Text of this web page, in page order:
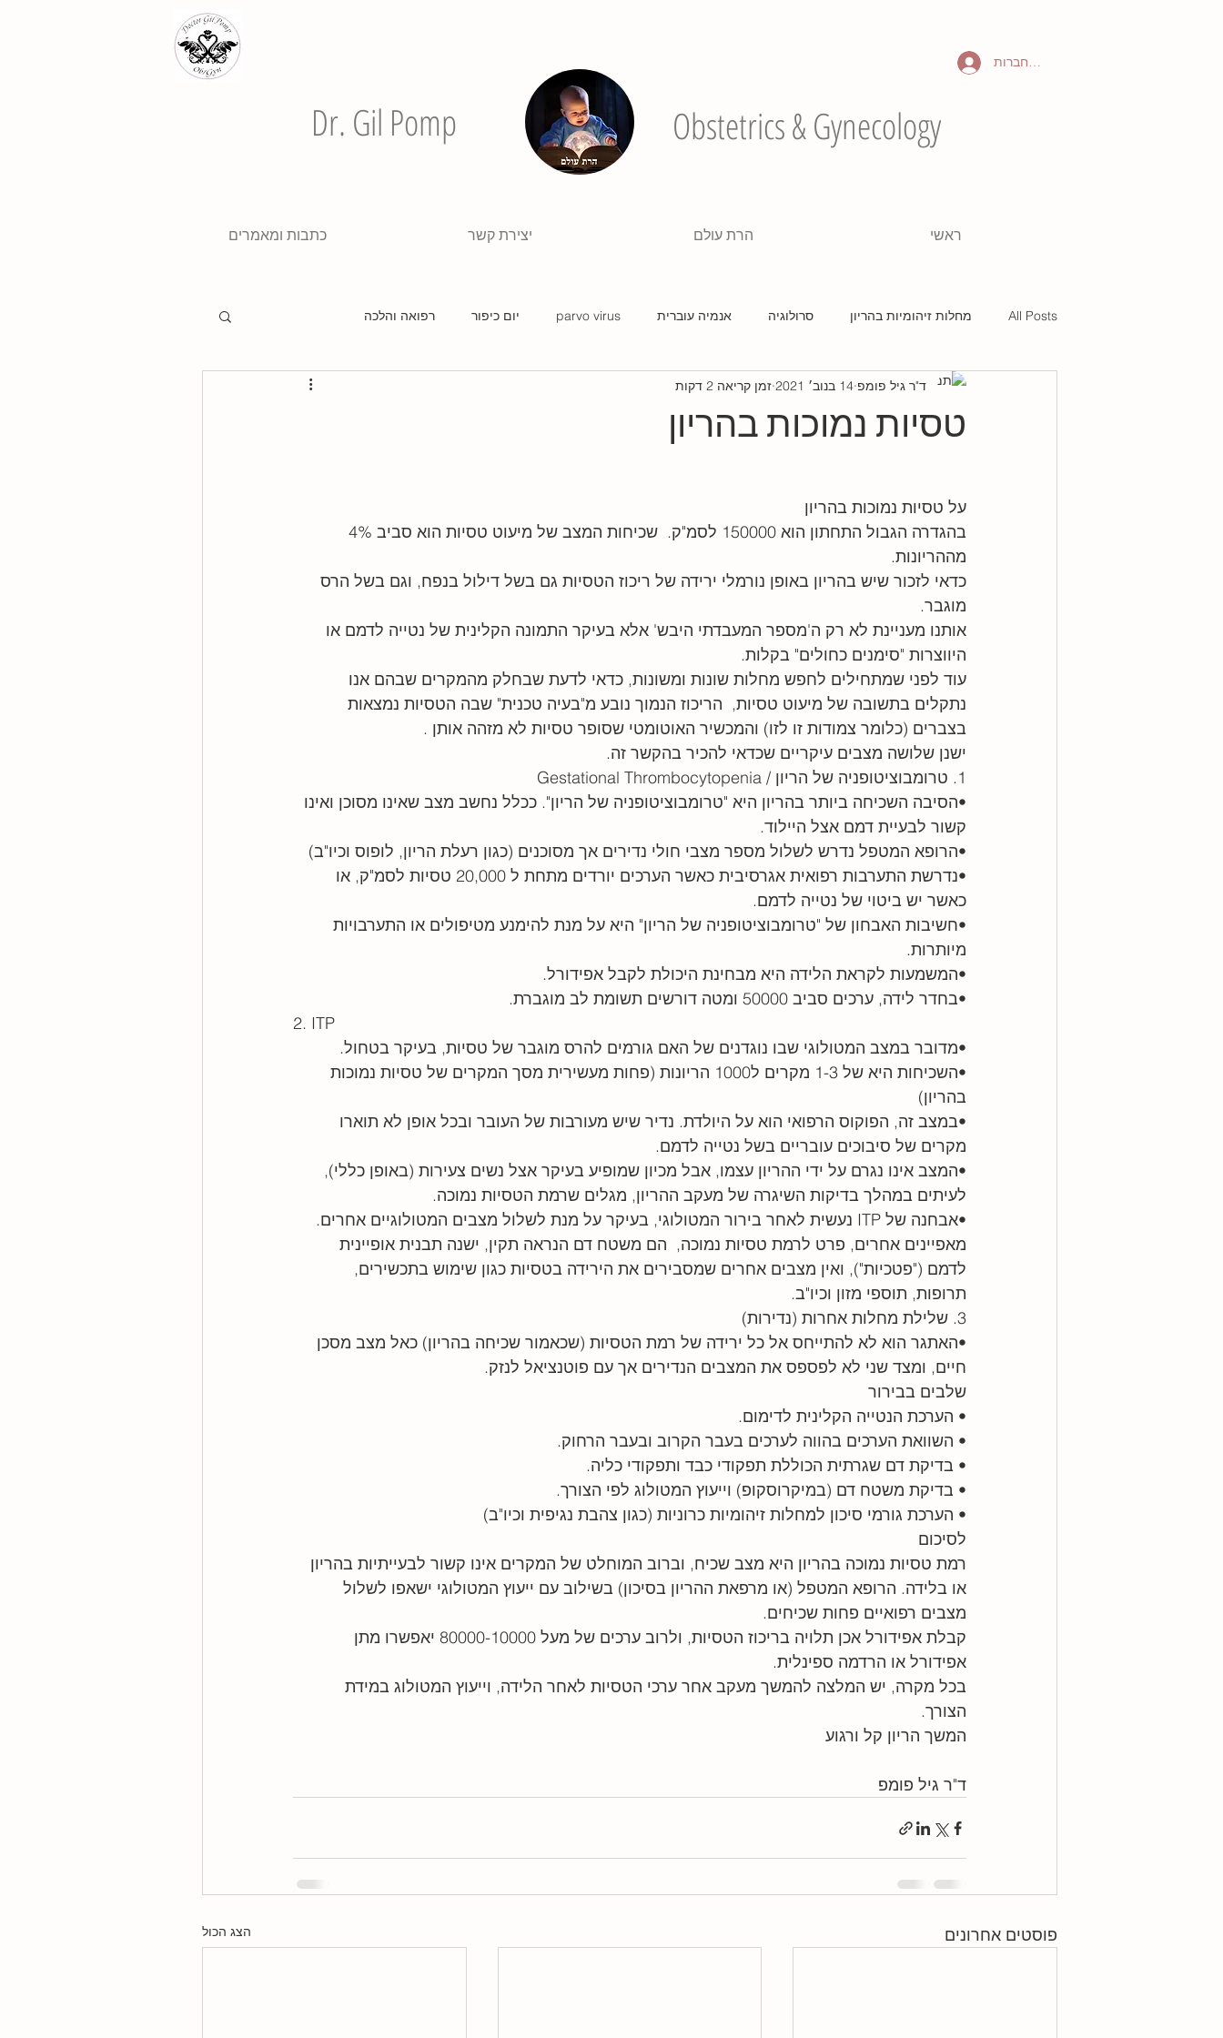
Dr. Gil Pomp
להתחברות
Obstetrics & Gynecology
ראשי הרת עולם יצירת קשר כתבות ומאמרים
All Posts מחלות זיהומיות בהריון סרולוגיה אנמיה עוברית parvo virus יום כיפור רפואה והלכה
פעולות וניתוחים אמצעי מניעה גלולות בוחן שליש ראשון
הריון בסיכון רעלת הריון 10 נקודות פרסומים בתקשורת חומר מקצועי וריצלה הפלה מוקדמת
טסיות נמוכות בהריון
ד"ר גיל פומפ 14 בנוב׳ 2021 זמן קריאה 2 דקות
על טסיות נמוכות בהריון
מההריונות.
כדאי לזכור שיש בהריון באופן נורמלי ירידה של ריכוז הטסיות גם בשל דילול בנפח, וגם בשל הרס
מוגבר.
אותנו מעניינת לא רק ה'מספר המעבדתי היבש' אלא בעיקר התמונה הקלינית של נטייה לדמם או
היווצרות "סימנים כחולים" בקלות.
עוד לפני שמתחילים לחפש מחלות שונות ומשונות, כדאי לדעת שבחלק מהמקרים שבהם אנו
נתקלים בתשובה של מיעוט טסיות,  הריכוז הנמוך נובע מ"בעיה טכנית" שבה הטסיות נמצאות
בצברים (כלומר צמודות זו לזו) והמכשיר האוטומטי שסופר טסיות לא מזהה אותן .
ישנן שלושה מצבים עיקריים שכדאי להכיר בהקשר זה.
1. טרומבוציטופניה של הריון / Gestational Thrombocytopenia
•הסיבה השכיחה ביותר בהריון היא "טרומבוציטופניה של הריון". ככלל נחשב מצב שאינו מסוכן ואינו
קשור לבעיית דמם אצל היילוד.
•הרופא המטפל נדרש לשלול מספר מצבי חולי נדירים אך מסוכנים (כגון רעלת הריון, לופוס וכיו"ב)
•נדרשת התערבות רפואית אגרסיבית כאשר הערכים יורדים מתחת ל 20,000 טסיות לסמ"ק, או
כאשר יש ביטוי של נטייה לדמם.
•חשיבות האבחון של "טרומבוציטופניה של הריון" היא על מנת להימנע מטיפולים או התערבויות
מיותרות.
•המשמעות לקראת הלידה היא מבחינת היכולת לקבל אפידורל.
•בחדר לידה, ערכים סביב 50000 ומטה דורשים תשומת לב מוגברת.
2. ITP
•מדובר במצב המטולוגי שבו נוגדנים של האם גורמים להרס מוגבר של טסיות, בעיקר בטחול.
•השכיחות היא של 1-3 מקרים ל1000 הריונות (פחות מעשירית מסך המקרים של טסיות נמוכות
בהריון)
•במצב זה, הפוקוס הרפואי הוא על היולדת. נדיר שיש מעורבות של העובר ובכל אופן לא תוארו
מקרים של סיבוכים עובריים בשל נטייה לדמם.
•המצב אינו נגרם על ידי ההריון עצמו, אבל מכיון שמופיע בעיקר אצל נשים צעירות (באופן כללי),
לעיתים במהלך בדיקות השיגרה של מעקב ההריון, מגלים שרמת הטסיות נמוכה.
•אבחנה של ITP נעשית לאחר בירור המטולוגי, בעיקר על מנת לשלול מצבים המטולוגיים אחרים.
מאפיינים אחרים, פרט לרמת טסיות נמוכה,  הם משטח דם הנראה תקין, ישנה תבנית אופיינית
לדמם ("פטכיות"), ואין מצבים אחרים שמסבירים את הירידה בטסיות כגון שימוש בתכשירים,
תרופות, תוספי מזון וכיו"ב.
3. שלילת מחלות אחרות (נדירות)
•האתגר הוא לא להתייחס אל כל ירידה של רמת הטסיות (שכאמור שכיחה בהריון) כאל מצב מסכן
חיים, ומצד שני לא לפספס את המצבים הנדירים אך עם פוטנציאל לנזק.
שלבים בבירור
• הערכת הנטייה הקלינית לדימום.
• השוואת הערכים בהווה לערכים בעבר הקרוב ובעבר הרחוק.
• בדיקת דם שגרתית הכוללת תפקודי כבד ותפקודי כליה.
• בדיקת משטח דם (במיקרוסקופ) וייעוץ המטולוג לפי הצורך.
• הערכת גורמי סיכון למחלות זיהומיות כרוניות (כגון צהבת נגיפית וכיו"ב)
לסיכום
רמת טסיות נמוכה בהריון היא מצב שכיח, וברוב המוחלט של המקרים אינו קשור לבעייתיות בהריון
או בלידה. הרופא המטפל (או מרפאת ההריון בסיכון) בשילוב עם ייעוץ המטולוגי ישאפו לשלול
מצבים רפואיים פחות שכיחים.
קבלת אפידורל אכן תלויה בריכוז הטסיות, ולרוב ערכים של מעל 80000-10000 יאפשרו מתן
אפידורל או הרדמה ספינלית.
בכל מקרה, יש המלצה להמשך מעקב אחר ערכי הטסיות לאחר הלידה, וייעוץ המטולוג במידת
הצורך.
המשך הריון קל ורגוע
ד"ר גיל פומפ
פוסטים אחרונים הצג הכול